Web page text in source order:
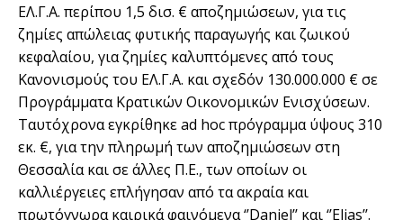
ΕΛ.Γ.Α. περίπου 1,5 δισ. € αποζημιώσεων, για τις
ζημίες απώλειας φυτικής παραγωγής και ζωικού
κεφαλαίου, για ζημίες καλυπτόμενες από τους
Κανονισμούς του ΕΛ.Γ.Α. και σχεδόν 130.000.000 € σε
Προγράμματα Κρατικών Οικονομικών Ενισχύσεων.
Ταυτόχρονα εγκρίθηκε ad hoc πρόγραμμα ύψους 310
εκ. €, για την πληρωμή των αποζημιώσεων στη
Θεσσαλία και σε άλλες Π.Ε., των οποίων οι
καλλιέργειες επλήγησαν από τα ακραία και
πρωτόγνωρα καιρικά φαινόμενα ‘’Daniel’’ και ‘’Elias’’.